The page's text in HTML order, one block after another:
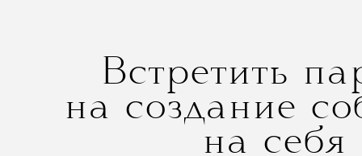
Встретить
на создание
на